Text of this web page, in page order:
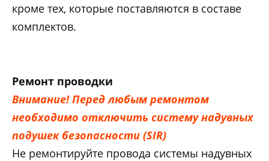
кроме тех, которые поставляются в составе
комплектов.
Ремонт проводки
Внимание! Перед любым ремонтом
необходимо отключить систему надувных
подушек безопасности (SIR)
Не ремонтируйте провода системы надувных